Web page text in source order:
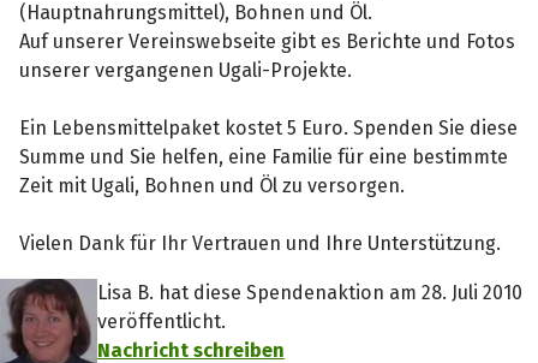
(Hauptnahrungsmittel), Bohnen und Öl.
Auf unserer Vereinswebseite gibt es Berichte und Fotos
unserer vergangenen Ugali-Projekte.
Ein Lebensmittelpaket kostet 5 Euro. Spenden Sie diese
Summe und Sie helfen, eine Familie für eine bestimmte
Zeit mit Ugali, Bohnen und Öl zu versorgen.
Vielen Dank für Ihr Vertrauen und Ihre Unterstützung.
Lisa B. hat diese Spendenaktion am 28. Juli 2010
veröffentlicht.
Nachricht schreiben